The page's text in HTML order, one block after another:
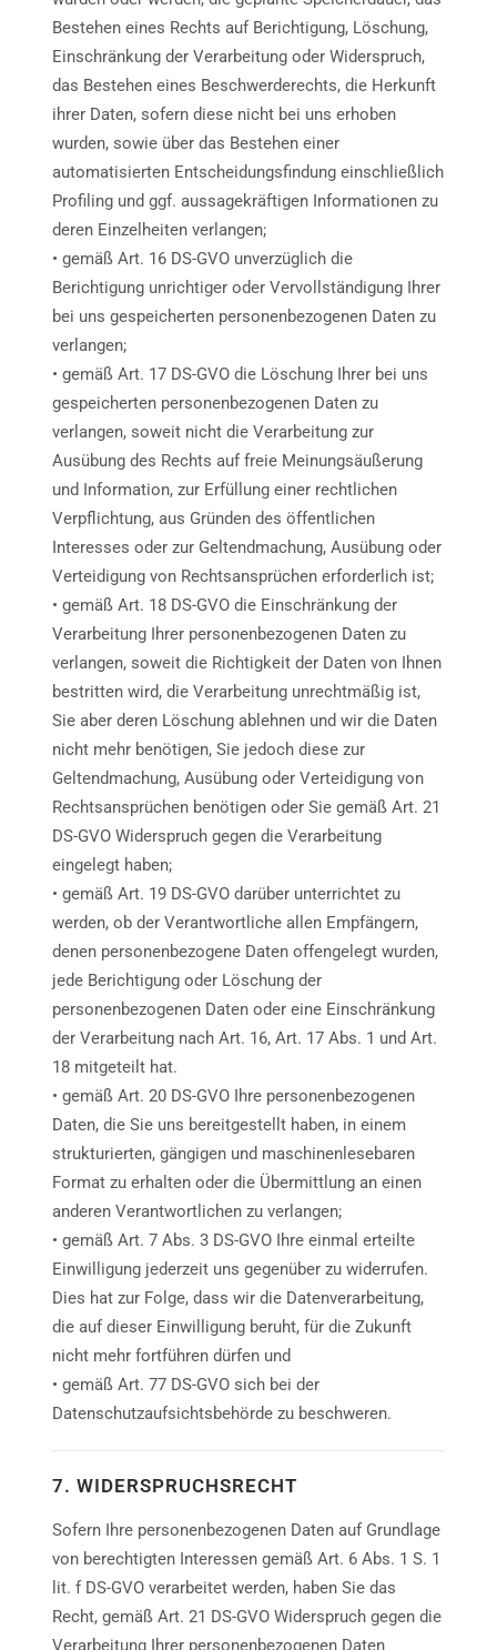
Bestehen eines Rechts auf Berichtigung, Löschung,
Einschränkung der Verarbeitung oder Widerspruch,
das Bestehen eines Beschwerderechts, die Herkunft
ihrer Daten, sofern diese nicht bei uns erhoben
wurden, sowie über das Bestehen einer
automatisierten Entscheidungsfindung einschließlich
Profiling und ggf. aussagekräftigen Informationen zu
deren Einzelheiten verlangen;
• gemäß Art. 16 DS-GVO unverzüglich die
Berichtigung unrichtiger oder Vervollständigung Ihrer
bei uns gespeicherten personenbezogenen Daten zu
verlangen;
• gemäß Art. 17 DS-GVO die Löschung Ihrer bei uns
gespeicherten personenbezogenen Daten zu
verlangen, soweit nicht die Verarbeitung zur
Ausübung des Rechts auf freie Meinungsäußerung
und Information, zur Erfüllung einer rechtlichen
Verpflichtung, aus Gründen des öffentlichen
Interesses oder zur Geltendmachung, Ausübung oder
Verteidigung von Rechtsansprüchen erforderlich ist;
• gemäß Art. 18 DS-GVO die Einschränkung der
Verarbeitung Ihrer personenbezogenen Daten zu
verlangen, soweit die Richtigkeit der Daten von Ihnen
bestritten wird, die Verarbeitung unrechtmäßig ist,
Sie aber deren Löschung ablehnen und wir die Daten
nicht mehr benötigen, Sie jedoch diese zur
Geltendmachung, Ausübung oder Verteidigung von
Rechtsansprüchen benötigen oder Sie gemäß Art. 21
DS-GVO Widerspruch gegen die Verarbeitung
eingelegt haben;
• gemäß Art. 19 DS-GVO darüber unterrichtet zu
werden, ob der Verantwortliche allen Empfängern,
denen personenbezogene Daten offengelegt wurden,
jede Berichtigung oder Löschung der
personenbezogenen Daten oder eine Einschränkung
der Verarbeitung nach Art. 16, Art. 17 Abs. 1 und Art.
18 mitgeteilt hat.
• gemäß Art. 20 DS-GVO Ihre personenbezogenen
Daten, die Sie uns bereitgestellt haben, in einem
strukturierten, gängigen und maschinenlesebaren
Format zu erhalten oder die Übermittlung an einen
anderen Verantwortlichen zu verlangen;
• gemäß Art. 7 Abs. 3 DS-GVO Ihre einmal erteilte
Einwilligung jederzeit uns gegenüber zu widerrufen.
Dies hat zur Folge, dass wir die Datenverarbeitung,
die auf dieser Einwilligung beruht, für die Zukunft
nicht mehr fortführen dürfen und
• gemäß Art. 77 DS-GVO sich bei der
Datenschutzaufsichtsbehörde zu beschweren.
7. WIDERSPRUCHSRECHT
Sofern Ihre personenbezogenen Daten auf Grundlage
von berechtigten Interessen gemäß Art. 6 Abs. 1 S. 1
lit. f DS-GVO verarbeitet werden, haben Sie das
Recht, gemäß Art. 21 DS-GVO Widerspruch gegen die
Verarbeitung Ihrer personenbezogenen Daten